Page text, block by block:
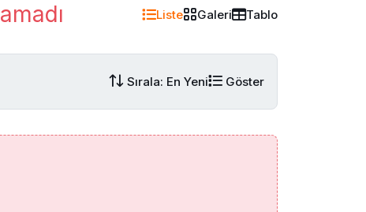
Liste Galeri Tablo
Sırala: En Yeni Göster